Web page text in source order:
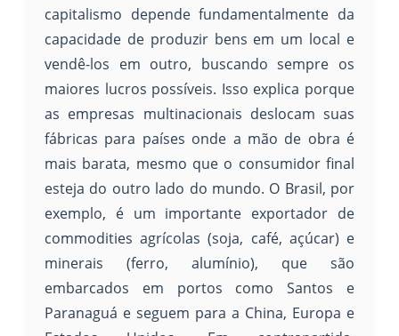
capitalismo depende fundamentalmente da
capacidade de produzir bens em um local e
vendê-los em outro, buscando sempre os
maiores lucros possíveis. Isso explica porque
as empresas multinacionais deslocam suas
fábricas para países onde a mão de obra é
mais barata, mesmo que o consumidor final
esteja do outro lado do mundo. O Brasil, por
exemplo, é um importante exportador de
commodities agrícolas (soja, café, açúcar) e
minerais (ferro, alumínio), que são
embarcados em portos como Santos e
Paranaguá e seguem para a China, Europa e